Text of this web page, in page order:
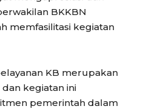
BKKBN
memfasilitasi kegiatan
KB merupakan
kegiatan ini
pemerintah dalam